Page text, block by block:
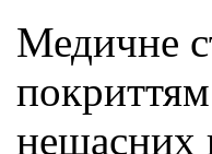
Медичне
нещасних